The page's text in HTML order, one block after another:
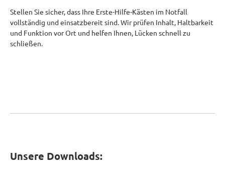
Stellen Sie sicher, dass Ihre Erste-Hilfe-Kästen im Notfall
vollständig und einsatzbereit sind. Wir prüfen Inhalt, Haltbarkeit
und Funktion vor Ort und helfen Ihnen, Lücken schnell zu
schließen.
Unsere Downloads: